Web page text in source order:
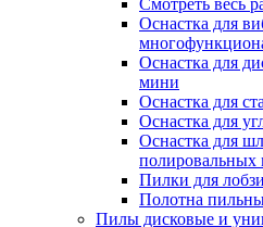
Смотреть весь
Оснастка для
Оснастка для
мини
Оснастка для
Оснастка для
Оснастка для
Пилки для
Полотна
Пилы дисковые и